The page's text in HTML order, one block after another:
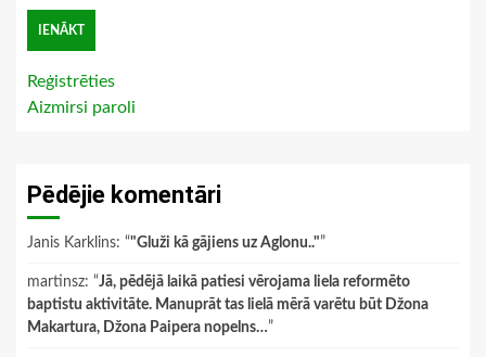
Reģistrēties
Aizmirsi paroli
Pēdējie komentāri
Janis Karklins: “"Gluži kā gājiens uz Aglonu.."”
martinsz: “Jā, pēdējā laikā patiesi vērojama liela reformēto
baptistu aktivitāte. Manuprāt tas lielā mērā varētu būt Džona
Makartura, Džona Paipera nopelns…”